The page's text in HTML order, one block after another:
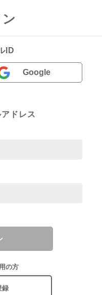
ID
Google
ドレス
の方
録